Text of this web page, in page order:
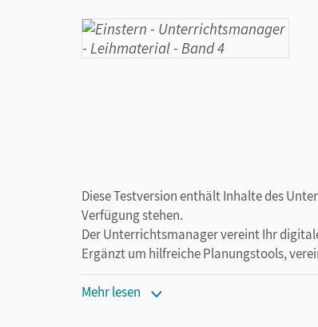
Diese Testversion enthält Inhalte des
Verfügung stehen.
Der Unterrichtsmanager vereint Ihr
Ergänzt um hilfreiche Planungstools,
Mehr lesen